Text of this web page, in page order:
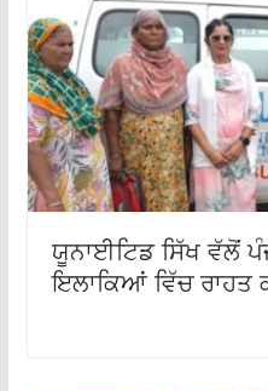
ਯੂਨਾਈਟਿਡ ਸਿੱਖ ਵੱਲੋਂ
ਇਲਾਕਿਆਂ ਵਿੱਚ ਰਾਹਤ